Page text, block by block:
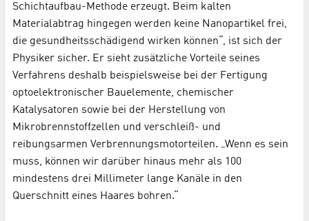
Schichtaufbau-Methode erzeugt. Beim kalten
Materialabtrag hingegen werden keine Nanopartikel frei,
die gesundheitsschädigend wirken können“, ist sich der
Physiker sicher. Er sieht zusätzliche Vorteile seines
Verfahrens deshalb beispielsweise bei der Fertigung
optoelektronischer Bauelemente, chemischer
Katalysatoren sowie bei der Herstellung von
Mikrobrennstoffzellen und verschleiß- und
reibungsarmen Verbrennungsmotorteilen. „Wenn es sein
muss, können wir darüber hinaus mehr als 100
mindestens drei Millimeter lange Kanäle in den
Querschnitt eines Haares bohren.“